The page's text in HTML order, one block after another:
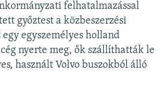
felhatalmazással
győztest a közbeszerzési
egyszemélyes holland
nyerte meg, ők szállíthatták le
használt Volvo buszokból álló